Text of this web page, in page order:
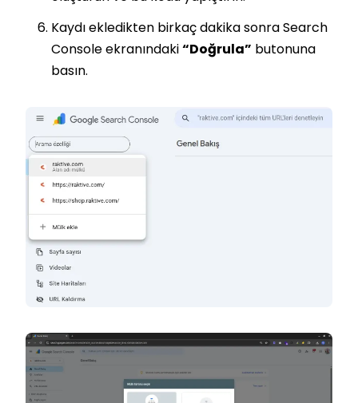
Kaydı ekledikten birkaç dakika sonra Search
Console ekranındaki“Doğrula” butonuna
basın.